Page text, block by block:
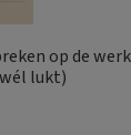
op de
lukt)